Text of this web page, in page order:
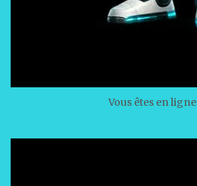
Vous êtes en ligne